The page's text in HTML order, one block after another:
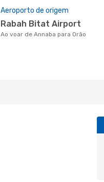
Aeroporto de origem
Rabah Bitat Airport
Ao voar de Annaba para Orão